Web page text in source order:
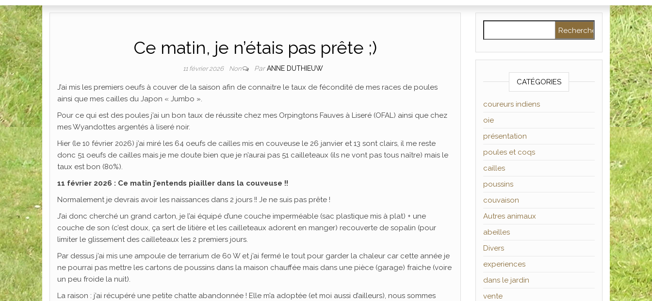
Ce matin, je n’étais pas prête ;)
11 février 2026 Non ParANNE DUTHIEUW
J’ai mis les premiers oeufs à couver de la saison afin de connaitre le taux de fécondité de mes races de poules
ainsi que mes cailles du Japon « Jumbo ».
Pour ce qui est des poules j’ai un bon taux de réussite chez mes Orpingtons Fauves à Liseré (OFAL) ainsi que chez
mes Wyandottes argentés à liseré noir.
Hier (le 10 février 2026) j’ai miré les 64 oeufs de cailles mis en couveuse le 26 janvier et 13 sont clairs, il me reste
donc 51 oeufs de cailles mais je me doute bien que je n’aurai pas 51 cailleteaux (ils ne vont pas tous naître) mais le
taux est bon (80%).
11 février 2026 : Ce matin j’entends piailler dans la couveuse !!
Normalement je devrais avoir les naissances dans 2 jours !! Je ne suis pas prête !
J’ai donc cherché un grand carton, je l’ai équipé d’une couche imperméable (sac plastique mis à plat) + une
couche de son (c’est doux, ça sert de litière et les cailleteaux adorent en manger) recouverte de sopalin (pour
limiter le glissement des cailleteaux les 2 premiers jours.
Par dessus j’ai mis une ampoule de terrarium de 60 W et j’ai fermé le tout pour garder la chaleur car cette année je
ne pourrai pas mettre les cartons de poussins dans la maison chauffée mais dans une pièce (garage) fraiche (voire
un peu froide la nuit).
La raison : j’ai récupéré une petite chatte abandonnée ! Elle m’a adoptée (et moi aussi d’ailleurs), nous sommes
CATÉGORIES
coureurs indiens
oie
présentation
poules et coqs
cailles
poussins
couvaison
Autres animaux
abeilles
Divers
experiences
dans le jardin
vente